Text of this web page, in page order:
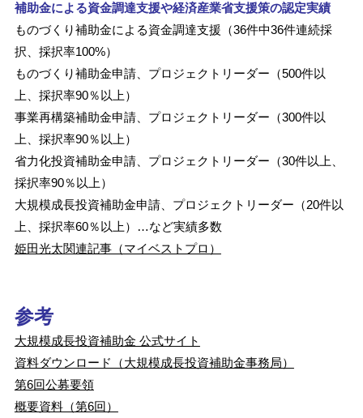
補助金による資金調達支援や経済産業省支援策の認定実績
ものづくり補助金による資金調達支援（36件中36件連続採
択、採択率100%）
ものづくり補助金申請、プロジェクトリーダー（500件以
上、採択率90％以上）
事業再構築補助金申請、プロジェクトリーダー（300件以
上、採択率90％以上）
省力化投資補助金申請、プロジェクトリーダー（30件以上、
採択率90％以上）
大規模成長投資補助金申請、プロジェクトリーダー（20件以
上、採択率60％以上）…など実績多数
姫田光太関連記事（マイベストプロ）
参考
大規模成長投資補助金 公式サイト
資料ダウンロード（大規模成長投資補助金事務局）
第6回公募要領
概要資料（第6回）